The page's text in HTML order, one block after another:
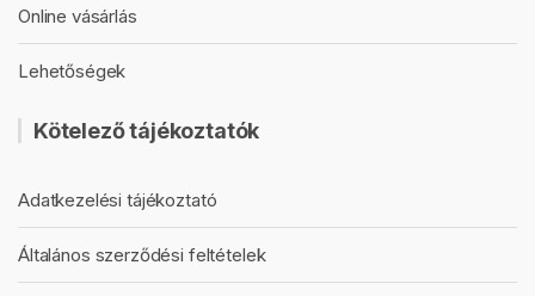
Online vásárlás
Lehetőségek
Kötelező tájékoztatók
Adatkezelési tájékoztató
Általános szerződési feltételek